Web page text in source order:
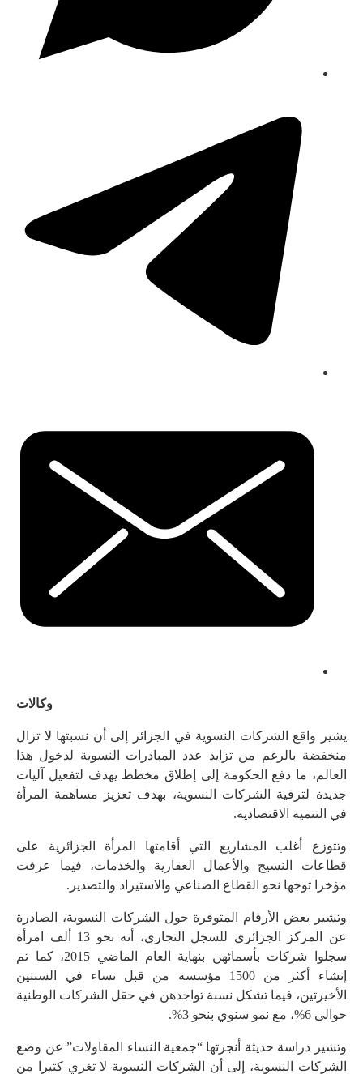
وكالات
يشير واقع الشركات النسوية في الجزائر إلى أن نسبتها لا تزال
منخفضة بالرغم من تزايد عدد المبادرات النسوية لدخول هذا
العالم، ما دفع الحكومة إلى إطلاق مخطط يهدف لتفعيل آليات
جديدة لترقية الشركات النسوية، بهدف تعزيز مساهمة المرأة
في التنمية الاقتصادية.
وتتوزع أغلب المشاريع التي أقامتها المرأة الجزائرية على
قطاعات النسيج والأعمال العقارية والخدمات، فيما عرفت
مؤخرا توجها نحو القطاع الصناعي والاستيراد والتصدير.
وتشير بعض الأرقام المتوفرة حول الشركات النسوية، الصادرة
عن المركز الجزائري للسجل التجاري، أنه نحو 13 ألف امرأة
سجلوا شركات بأسمائهن بنهاية العام الماضي 2015، كما تم
إنشاء أكثر من 1500 مؤسسة من قبل نساء في السنتين
الأخيرتين، فيما تشكل نسبة تواجدهن في حقل الشركات الوطنية
حوالى 6%، مع نمو سنوي بنحو 3%.
وتشير دراسة حديثة أنجزتها “جمعية النساء المقاولات” عن وضع
الشركات النسوية، إلى أن الشركات النسوية لا تغري كثيرا من